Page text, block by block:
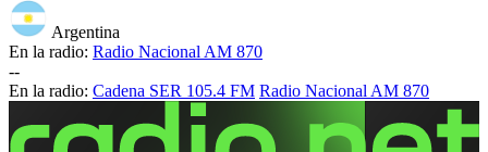
Argentina
En la radio: Radio Nacional AM 870
--
En la radio: Cadena SER 105.4 FM Radio Nacional AM 870